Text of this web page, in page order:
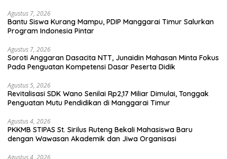
Agustus 7, 2026
Bantu Siswa Kurang Mampu, PDIP Manggarai Timur Salurkan
Program Indonesia Pintar
Agustus 7, 2026
Soroti Anggaran Dasacita NTT, Junaidin Mahasan Minta Fokus
Pada Penguatan Kompetensi Dasar Peserta Didik
Agustus 5, 2026
Revitalisasi SDK Wano Senilai Rp2,17 Miliar Dimulai, Tonggak
Penguatan Mutu Pendidikan di Manggarai Timur
Agustus 4, 2026
PKKMB STIPAS St. Sirilus Ruteng Bekali Mahasiswa Baru
dengan Wawasan Akademik dan Jiwa Organisasi
Agustus 4, 2026